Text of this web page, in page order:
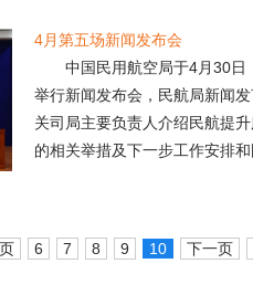
4月第五场新闻发布会
中国民用航空局于4月30日
举行新闻发布会，民航局新闻
关司局主要负责人介绍民航提
的相关举措及下一步工作安排
6 7 8 9 10 下一页